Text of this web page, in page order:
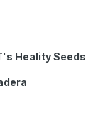
Heality Seeds